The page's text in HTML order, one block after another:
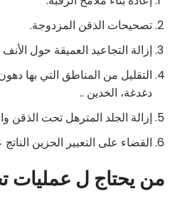
تصحيحات الذقن المزدوجة.
إزالة التجاعيد العميقة حول
التقليل من المناطق التي بها
دغدغة، الخدين ..
إزالة الجلد المترهل تحت الذقن
القضاء على التعبير الحزين
من يحتاج ل عمليات